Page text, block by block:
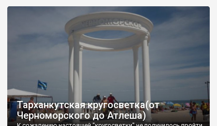
Тарханкутская кругосветка(от
Черноморского до Атлеша)